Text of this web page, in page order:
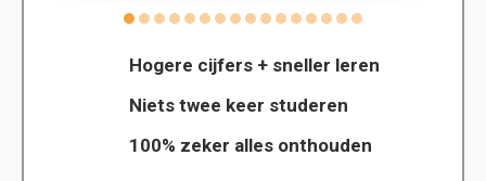
Hogere cijfers + sneller leren
Niets twee keer studeren
100% zeker alles onthouden